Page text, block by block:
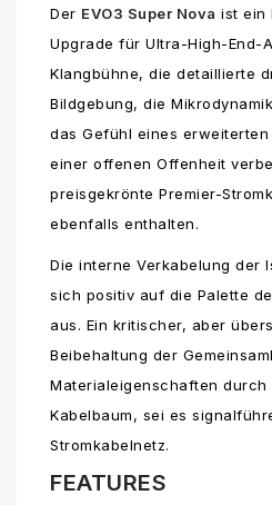
Der EVO3 Super Nova ist ein
Upgrade für Ultra-High-End-
Klangbühne, die detaillierte
Bildgebung, die
das Gefühl eines
einer offenen Offenheit
preisgekrönte Premier-
ebenfalls enthalten.
Die interne Verkabelung der
sich positiv auf die Palette
aus. Ein kritischer, aber
Beibehaltung der
Materialeigenschaften durch
Kabelbaum, sei es
Stromkabelnetz.
FEATURES